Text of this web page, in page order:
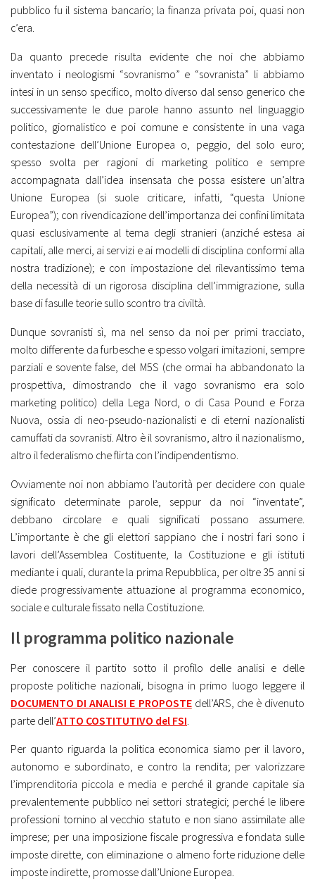
pubblico fu il sistema bancario; la finanza privata poi, quasi non
c’era.
Da quanto precede risulta evidente che noi che abbiamo
inventato i neologismi “sovranismo” e “sovranista” li abbiamo
intesi in un senso specifico, molto diverso dal senso generico che
successivamente le due parole hanno assunto nel linguaggio
politico, giornalistico e poi comune e consistente in una vaga
contestazione dell’Unione Europea o, peggio, del solo euro;
spesso svolta per ragioni di marketing politico e sempre
accompagnata dall’idea insensata che possa esistere un’altra
Unione Europea (si suole criticare, infatti, “questa Unione
Europea”); con rivendicazione dell’importanza dei confini limitata
quasi esclusivamente al tema degli stranieri (anziché estesa ai
capitali, alle merci, ai servizi e ai modelli di disciplina conformi alla
nostra tradizione); e con impostazione del rilevantissimo tema
della necessità di un rigorosa disciplina dell’immigrazione, sulla
base di fasulle teorie sullo scontro tra civiltà.
Dunque sovranisti sì, ma nel senso da noi per primi tracciato,
molto differente da furbesche e spesso volgari imitazioni, sempre
parziali e sovente false, del M5S (che ormai ha abbandonato la
prospettiva, dimostrando che il vago sovranismo era solo
marketing politico) della Lega Nord, o di Casa Pound e Forza
Nuova, ossia di neo-pseudo-nazionalisti e di eterni nazionalisti
camuffati da sovranisti. Altro è il sovranismo, altro il nazionalismo,
altro il federalismo che flirta con l’indipendentismo.
Ovviamente noi non abbiamo l’autorità per decidere con quale
significato determinate parole, seppur da noi “inventate”,
debbano circolare e quali significati possano assumere.
L’importante è che gli elettori sappiano che i nostri fari sono i
lavori dell’Assemblea Costituente, la Costituzione e gli istituti
mediante i quali, durante la prima Repubblica, per oltre 35 anni si
diede progressivamente attuazione al programma economico,
sociale e culturale fissato nella Costituzione.
Il programma politico nazionale
Per conoscere il partito sotto il profilo delle analisi e delle
proposte politiche nazionali, bisogna in primo luogo leggere il
DOCUMENTO DI ANALISI E PROPOSTEdell’ARS, che è divenuto
parte dell’ATTO COSTITUTIVO del FSI
Per quanto riguarda la politica economica siamo per il lavoro,
autonomo e subordinato, e contro la rendita; per valorizzare
l’imprenditoria piccola e media e perché il grande capitale sia
prevalentemente pubblico nei settori strategici; perché le libere
professioni tornino al vecchio statuto e non siano assimilate alle
imprese; per una imposizione fiscale progressiva e fondata sulle
imposte dirette, con eliminazione o almeno forte riduzione delle
imposte indirette, promosse dall’Unione Europea.